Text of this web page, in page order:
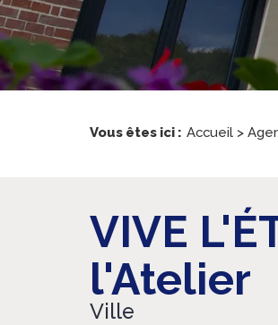
Vous êtes ici : Accueil >
VIVE
l'Atelier
Ville